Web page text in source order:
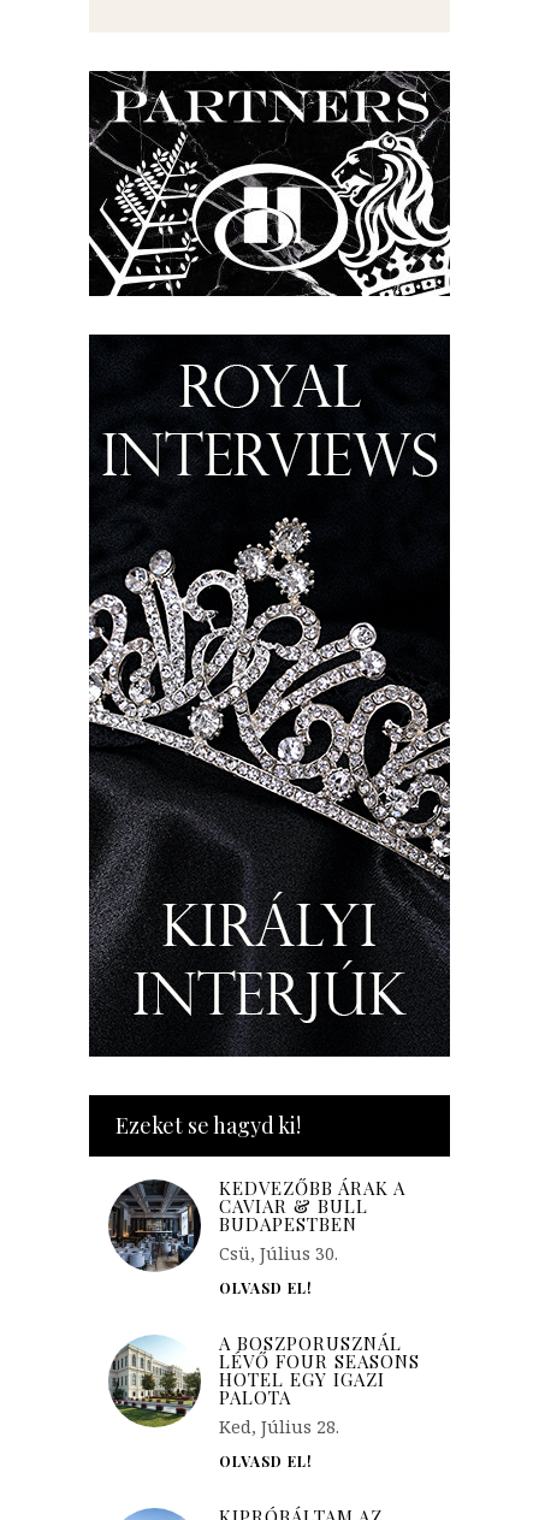
Ezeket se hagyd ki!
KEDVEZŐBB ÁRAK A
CAVIAR & BULL
BUDAPESTBEN
Csü, Július 30.
OLVASD EL!
A BOSZPORUSZNÁL
LÉVŐ FOUR SEASONS
HOTEL EGY IGAZI
PALOTA
Ked, Július 28.
OLVASD EL!